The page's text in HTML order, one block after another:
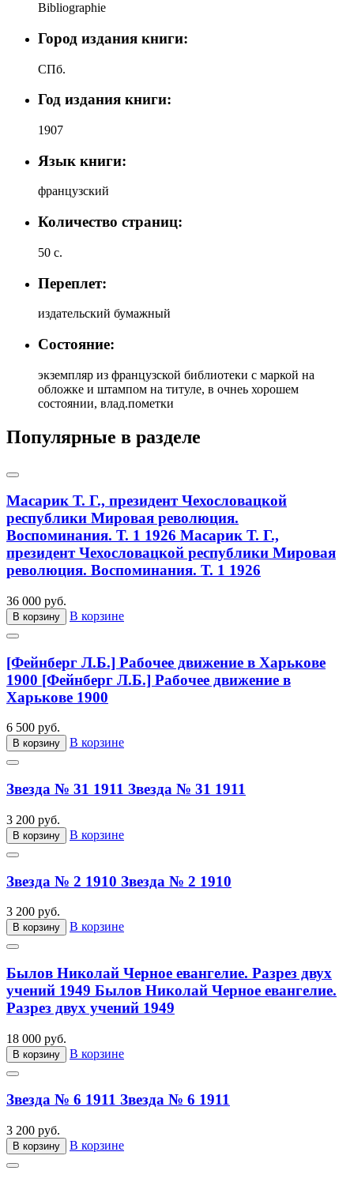
Bibliographie
Город издания книги:
СПб.
Год издания книги:
1907
Язык книги:
французский
Количество страниц:
50 с.
Переплет:
издательский бумажный
Состояние:
экземпляр из французской библиотеки с маркой на
обложке и штампом на титуле, в очнеь хорошем
состоянии, влад.пометки
Популярные в разделе
Масарик Т. Г., президент Чехословацкой
республики Мировая революция.
Воспоминания. Т. 1 1926 Масарик Т. Г.,
президент Чехословацкой республики Мировая
революция. Воспоминания. Т. 1 1926
36 000 руб.
В корзину В корзине
[Фейнберг Л.Б.] Рабочее движение в Харькове
1900 [Фейнберг Л.Б.] Рабочее движение в
Харькове 1900
6 500 руб.
В корзину В корзине
Звезда № 31 1911 Звезда № 31 1911
3 200 руб.
В корзину В корзине
Звезда № 2 1910 Звезда № 2 1910
3 200 руб.
В корзину В корзине
Былов Николай Черное евангелие. Разрез двух
учений 1949 Былов Николай Черное евангелие.
Разрез двух учений 1949
18 000 руб.
В корзину В корзине
Звезда № 6 1911 Звезда № 6 1911
3 200 руб.
В корзину В корзине